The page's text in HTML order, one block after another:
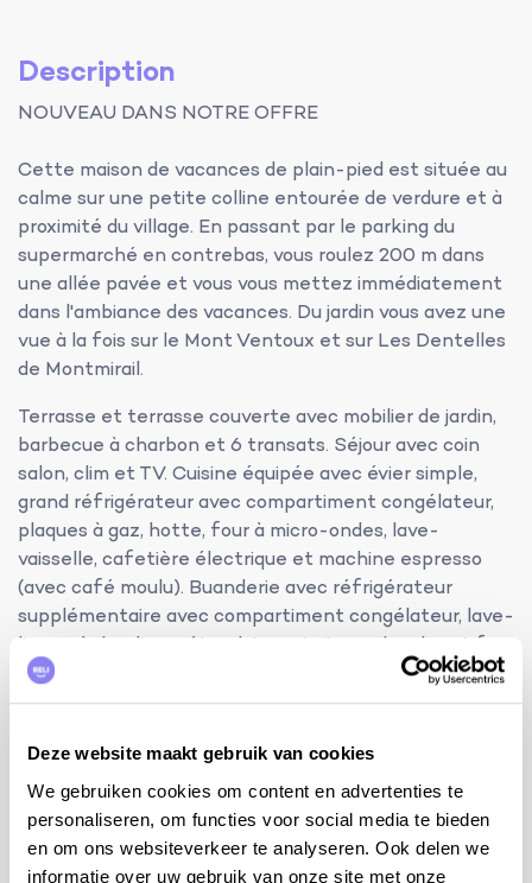
Deze website maakt gebruik van cookies
We gebruiken cookies om content en advertenties te
personaliseren, om functies voor social media te bieden
en om ons websiteverkeer te analyseren. Ook delen we
informatie over uw gebruik van onze site met onze
Description
NOUVEAU DANS NOTRE OFFRE
Cette maison de vacances de plain-pied est située au
calme sur une petite colline entourée de verdure et à
proximité du village. En passant par le parking du
supermarché en contrebas, vous roulez 200 m dans
une allée pavée et vous vous mettez immédiatement
dans l'ambiance des vacances. Du jardin vous avez une
vue à la fois sur le Mont Ventoux et sur Les Dentelles
de Montmirail.
Terrasse et terrasse couverte avec mobilier de jardin,
barbecue à charbon et 6 transats. Séjour avec coin
salon, clim et TV. Cuisine équipée avec évier simple,
grand réfrigérateur avec compartiment congélateur,
plaques à gaz, hotte, four à micro-ondes, lave-
vaisselle, cafetière électrique et machine espresso
(avec café moulu). Buanderie avec réfrigérateur
supplémentaire avec compartiment congélateur, lave-
linge, sèche-linge, étendoir, aspirateur, planche et fer
à repasser.
internet WiFi (par Starlink)
chaise haute (type Ikea) et lit bébé (lit parapluie
avec matelas)
volets électriques dans les chambres
terrain de pétanque et jeu de boules